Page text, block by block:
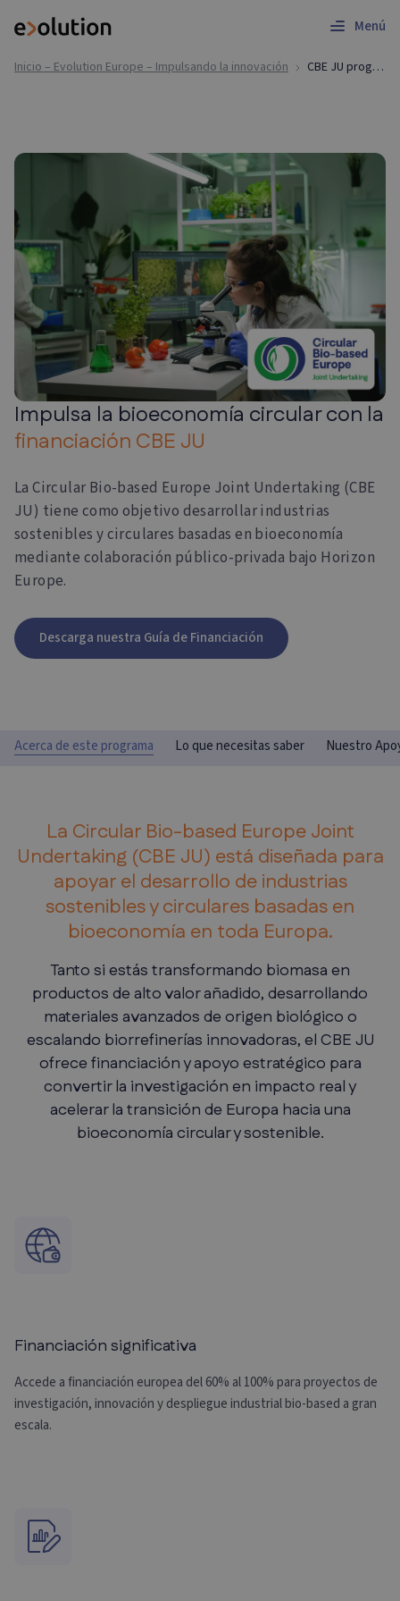
Menú
Inicio – Evolution Europe – Impulsando la innovación CBE JU programme | Funding Application Support
Impulsa la bioeconomía circular con la
financiación CBE JU
La Circular Bio-based Europe Joint Undertaking (CBE
JU) tiene como objetivo desarrollar industrias
sostenibles y circulares basadas en bioeconomía
mediante colaboración público-privada bajo Horizon
Europe.
Descarga nuestra Guía de Financiación
Acerca de este programa Lo que necesitas saber Nuestro
La Circular Bio-based Europe Joint
Undertaking (CBE JU) está diseñada para
apoyar el desarrollo de industrias
sostenibles y circulares basadas en
bioeconomía en toda Europa.
Tanto si estás transformando biomasa en
productos de alto valor añadido, desarrollando
materiales avanzados de origen biológico o
escalando biorrefinerías innovadoras, el CBE JU
ofrece financiación y apoyo estratégico para
convertir la investigación en impacto real y
acelerar la transición de Europa hacia una
bioeconomía circular y sostenible.
Financiación significativa
Accede a financiación europea del 60% al 100% para proyectos de
investigación, innovación y despliegue industrial bio-based a gran
escala.